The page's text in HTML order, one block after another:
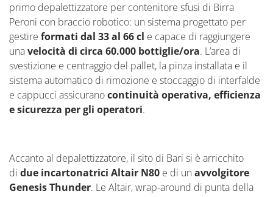
primo depalettizzatore per contenitore sfusi di Birra
Peroni con braccio robotico: un sistema progettato per
gestire formati dal 33 al 66 cl e capace di raggiungere
unavelocità di circa 60.000 bottiglie/ora. L’area di
svestizione e centraggio del pallet, la pinza installata e il
sistema automatico di rimozione e stoccaggio di interfalde
e cappucci assicuranocontinuità operativa, efficienza
e sicurezza per gli operatori.
Accanto al depalettizzatore, il sito di Bari si è arricchito
di due incartonatrici Altair N80 e di un avvolgitore
Genesis Thunder. Le Altair, wrap-around di punta della